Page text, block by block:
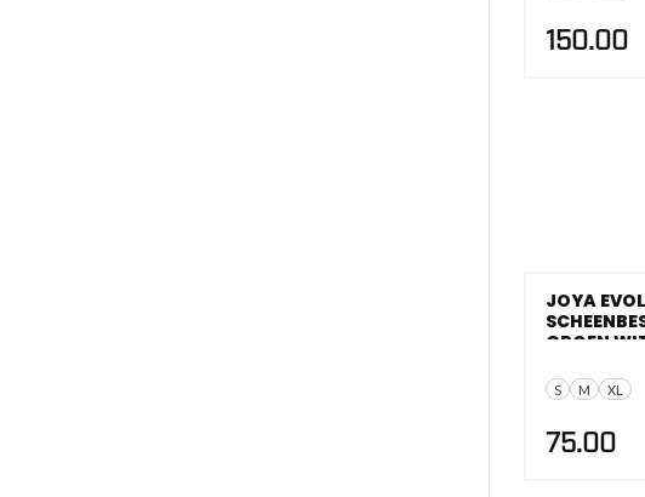
150.00
S M XL
JOYA
GROEN
75.00